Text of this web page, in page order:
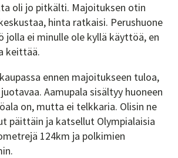
oli jo pitkälti. Majoituksen otin
hinta ratkaisi. Perushuone
jolla ei minulle ole kyllä käyttöä, en
keittää.
ennen majoitukseen tuloa,
Aamupala sisältyy huoneen
on, mutta ei telkkaria. Olisin ne
päittäin ja katsellut Olympialaisia
124km ja polkimien